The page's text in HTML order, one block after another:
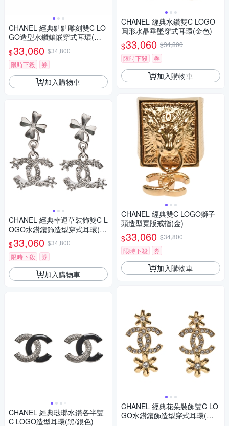
CHANEL 經典點點雕刻雙C LO
GO造型水鑽鑲嵌穿式耳環(銀
色)
$33,060 $34,800
限時下殺
券
加入購物車
CHANEL 經典幸運草裝飾雙C L
OGO水鑽鑲飾造型穿式耳環(銀
色)
$33,060 $34,800
限時下殺
券
加入購物車
CHANEL 經典琺瑯水鑽各半雙
C LOGO造型耳環(黑/銀色)
CHANEL 經典水鑽雙C LOGO
圓形水晶垂墜穿式耳環(金色)
$33,060 $34,800
限時下殺
券
加入購物車
CHANEL 經典雙C LOGO獅子
頭造型寬版戒指(金)
$33,060 $34,800
限時下殺
券
加入購物車
CHANEL 經典花朵裝飾雙C LO
GO水鑽鑲飾造型穿式耳環(金